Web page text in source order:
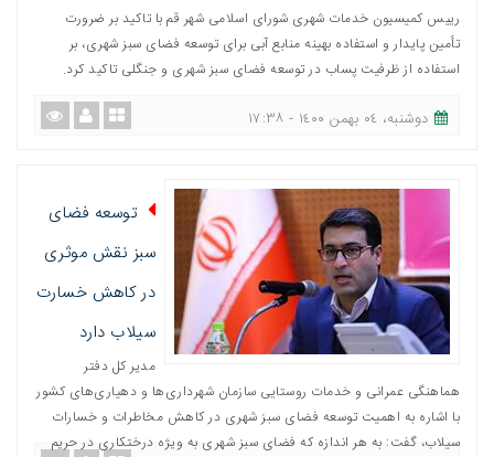
رییس کمیسیون خدمات شهری شورای اسلامی شهر قم با تاکید بر ضرورت
تأمین پایدار و استفاده بهینه منابع آبی برای توسعه فضای سبز شهری، بر
استفاده از ظرفیت پساب در توسعه فضای سبز شهری و جنگلی تاکید کرد.
دوشنبه، ٠٤ بهمن ١٤٠٠ - ١٧:٣٨
توسعه فضای
سبز نقش موثری
در کاهش خسارت
سیلاب دارد
مدیر کل دفتر
هماهنگی عمرانی و خدمات روستایی سازمان شهرداری‌ها و دهیاری‌های کشور
با اشاره به اهمیت توسعه فضای سبز شهری در کاهش مخاطرات و خسارات
سیلاب، گفت: به هر اندازه که فضای سبز شهری به ویژه درختکاری در حریم